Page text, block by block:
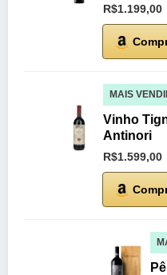
R$1.199,00
MAIS
Vinho
Antinori
R$1.599,00